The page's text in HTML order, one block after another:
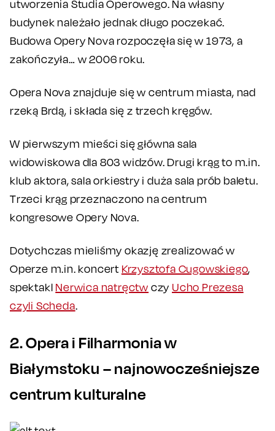
utworzenia Studia Operowego. Na własny
budynek należało jednak długo poczekać.
Budowa Opery Nova rozpoczęła się w 1973, a
zakończyła… w 2006 roku.
Opera Nova znajduje się w centrum miasta, nad
rzeką Brdą, i składa się z trzech kręgów.
W pierwszym mieści się główna sala
widowiskowa dla 803 widzów. Drugi krąg to m.in.
klub aktora, sala orkiestry i duża sala prób baletu.
Trzeci krąg przeznaczono na centrum
kongresowe Opery Nova.
Dotychczas mieliśmy okazję zrealizować w
Operze m.in. koncert Krzysztofa Cugowskiego,
spektakl Nerwica natręctw czy Ucho Prezesa
czyli Scheda.
2. Opera i Filharmonia w
Białymstoku – najnowocześniejsze
centrum kulturalne